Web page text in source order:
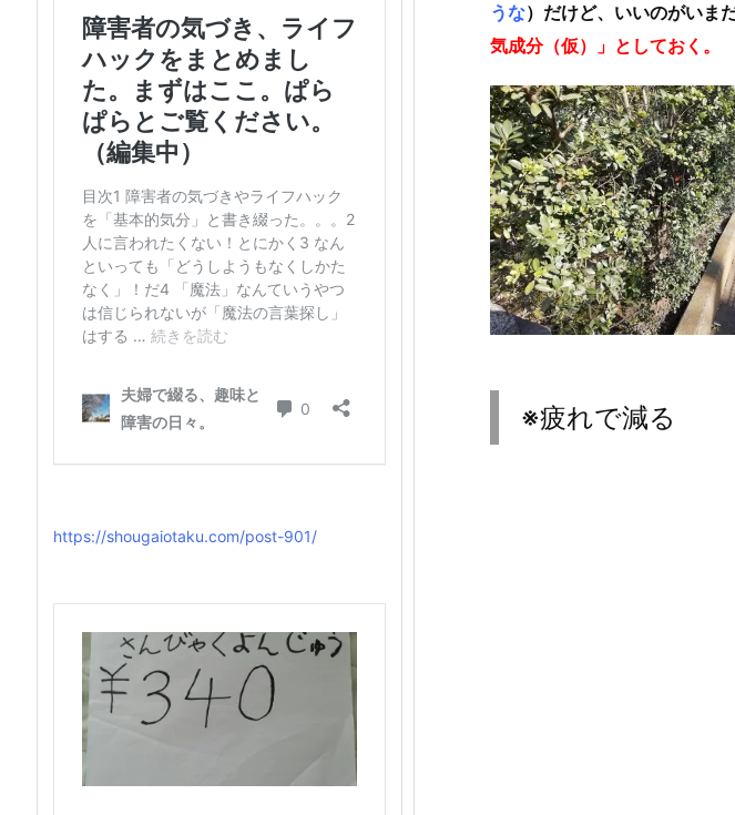
うな）だけど、いいのがいま
気成分（仮）」としておく。
※疲れで減る
https://shougaiotaku.com/post-901/